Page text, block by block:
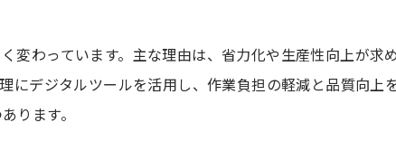
マート化の取り組み
たな都市づくりの最前線
建設現場にもたらす変化
わっています。主な理由は、省力化や生産性向上が求
デジタルツールを活用し、作業負担の軽減と品質向上
ります。